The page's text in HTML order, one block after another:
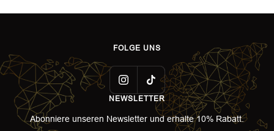
FOLGE UNS
NEWSLETTER
Abonniere unseren Newsletter und erhalte 10% Rabatt.